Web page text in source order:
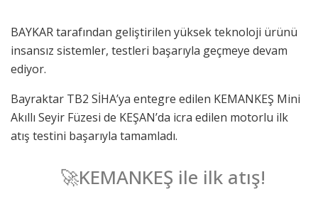
BAYKAR tarafından geliştirilen yüksek teknoloji ürünü
insansız sistemler, testleri başarıyla geçmeye devam
ediyor.
Bayraktar TB2 SİHA’ya entegre edilen KEMANKEŞ Mini
Akıllı Seyir Füzesi de KEŞAN’da icra edilen motorlu ilk
atış testini başarıyla tamamladı.
🚀KEMANKEŞ ile ilk atış!